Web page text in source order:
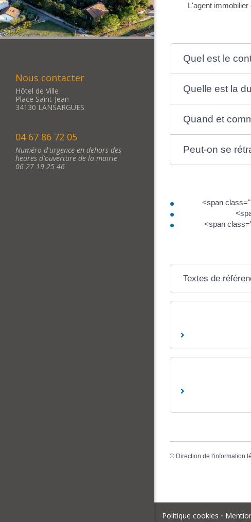
Nous contacter
Hôtel de Ville
Place Saint-Jean
34130 LANSARGUES
04 67 86 72 05
Numéro d'urgence en dehors des
heures d'ouverture de la mairie
06 27 19 25 46
L'agent
Quel est le
Quelle est la
Quand et
Peut-on se
<span
<span
Textes de
© Direction de l'information
Politique cookies •